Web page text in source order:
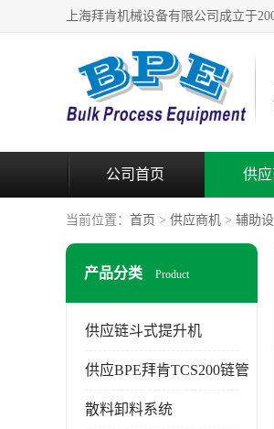
公司首页 供
当前位置： 首页 > 供应商机 > 辅助
产品分类 Product
供应链斗式提升机
供应BPE拜肯TCS200链管
散料卸料系统